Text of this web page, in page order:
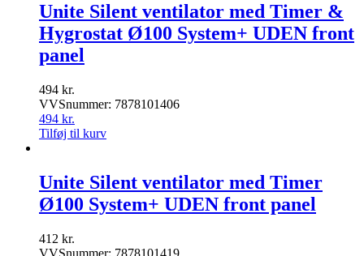
Unite Silent ventilator med Timer &
Hygrostat Ø100 System+ UDEN front
panel
494 kr.
VVSnummer: 7878101406
494 kr.
Tilføj til kurv
Unite Silent ventilator med Timer
Ø100 System+ UDEN front panel
412 kr.
VVSnummer: 7878101419